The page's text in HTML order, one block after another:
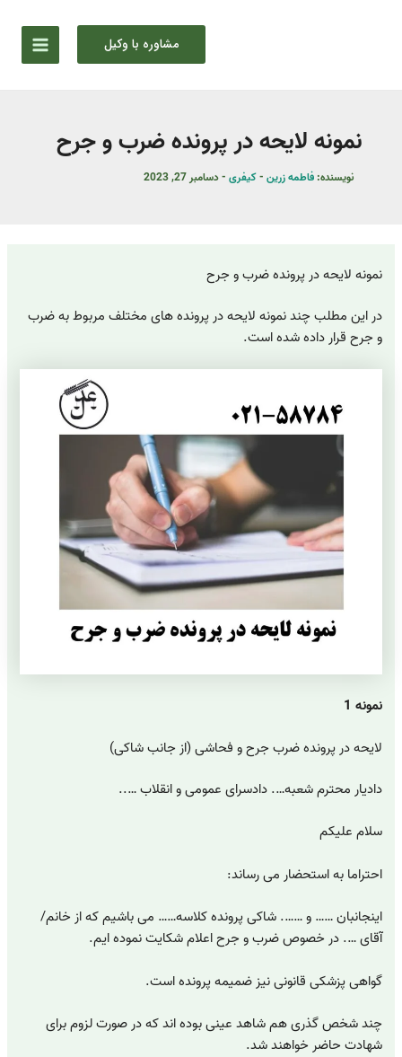
مشاوره با وکیل
نمونه لایحه در پرونده ضرب و جرح
نویسنده: فاطمه زرین -کیفری-دسامبر 27, 2023
نمونه لایحه در پرونده ضرب و جرح
در این مطلب چند نمونه لایحه در پرونده های مختلف مربوط به ضرب
و جرح قرار داده شده است.
نمونه 1
لایحه در پرونده ضرب جرح و فحاشی (از جانب شاکی)
دادیار محترم شعبه…. دادسرای عمومی و انقلاب …..
سلام علیکم
احتراما به استحضار می رساند:
اینجانبان …… و ……. شاکی پرونده کلاسه…… می باشیم که از خانم/
آقای …. در خصوص ضرب و جرح اعلام شکایت نموده ایم.
گواهی پزشکی قانونی نیز ضمیمه پرونده است.
چند شخص گذری هم شاهد عینی بوده اند که در صورت لزوم برای
شهادت حاضر خواهند شد.